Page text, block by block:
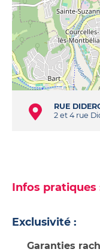
RUE
2 et 4 rue
Infos pratiques
Exclusivité :
Garanties